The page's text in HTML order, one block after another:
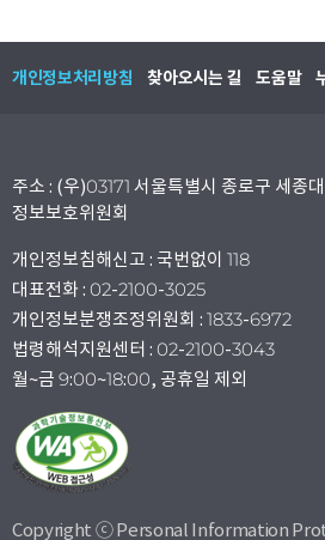
개인정보처리방침 찾아오시는 길 도움말
주소 : (우)03171 서울특별시 종로구 세종
정보보호위원회
개인정보침해신고 : 국번없이 118
대표전화 : 02-2100-3025
개인정보분쟁조정위원회 : 1833-6972
법령해석지원센터 : 02-2100-3043
월~금 9:00~18:00, 공휴일 제외
Copyright ⓒ Personal Information